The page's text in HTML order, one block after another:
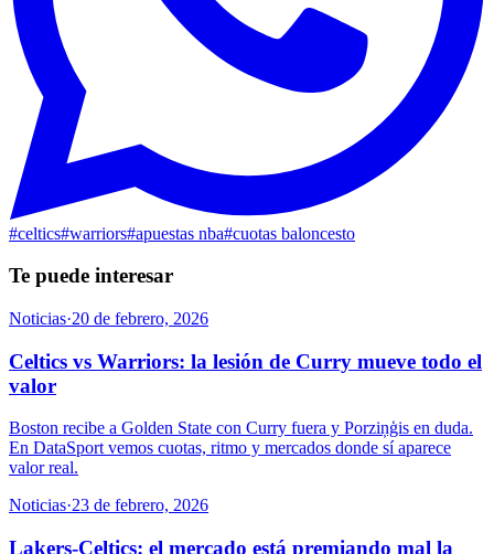
#celtics#warriors#apuestas nba#cuotas baloncesto
Te puede interesar
Noticias·20 de febrero, 2026
Celtics vs Warriors: la lesión de Curry mueve todo el
valor
Boston recibe a Golden State con Curry fuera y Porziņģis en duda.
En DataSport vemos cuotas, ritmo y mercados donde sí aparece
valor real.
Noticias·23 de febrero, 2026
Lakers-Celtics: el mercado está premiando mal la